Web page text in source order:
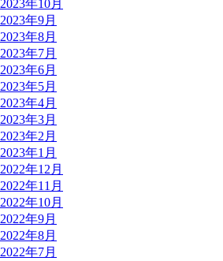
2023年10月
2023年9月
2023年8月
2023年7月
2023年6月
2023年5月
2023年4月
2023年3月
2023年2月
2023年1月
2022年12月
2022年11月
2022年10月
2022年9月
2022年8月
2022年7月